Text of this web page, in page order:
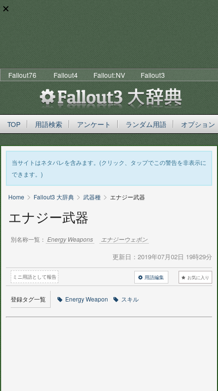
Fallout76 Fallout4 Fallout:NV Fallout3
TOP 用語検索 アンケート ランダム用語 オプション
当サイトはネタバレを含みます。(クリック、タップでこの警告を非表示に
できます。)
Home > Fallout3 大辞典 > 武器種 > エナジー武器
エナジー武器
別名称一覧： Energy Weapons エナジーウェポン
更新日： 2019年07月02日 19時29分
ミニ用語として報告 お気に入り
用語編集
登録タグ一覧 Energy Weapon スキル